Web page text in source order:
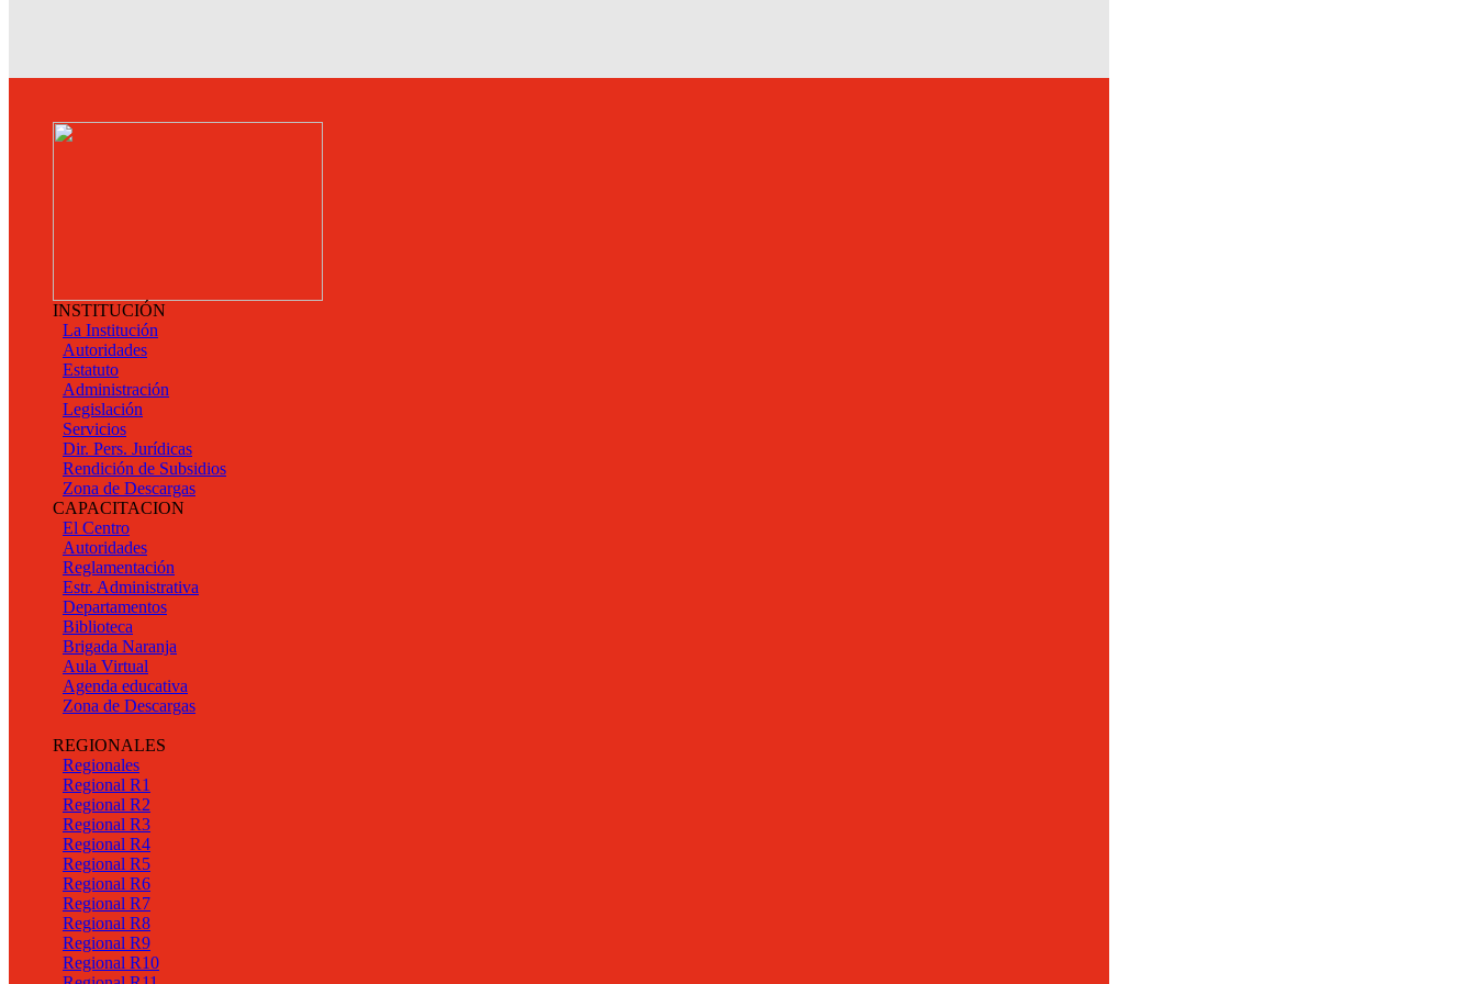
INSTITUCIÓN
La Institución
Autoridades
Estatuto
Administración
Legislación
Servicios
Dir. Pers. Jurídicas
Rendición de Subsidios
Zona de Descargas
CAPACITACION
El Centro
Autoridades
Reglamentación
Estr. Administrativa
Departamentos
Biblioteca
Brigada Naranja
Aula Virtual
Agenda educativa
Zona de Descargas
REGIONALES
Regionales
Regional R1
Regional R2
Regional R3
Regional R4
Regional R5
Regional R6
Regional R7
Regional R8
Regional R9
Regional R10